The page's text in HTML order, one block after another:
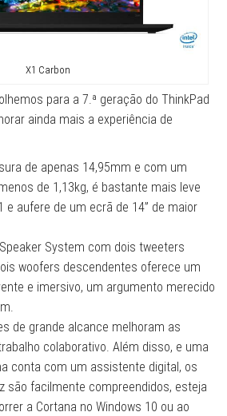
X1 Carbon
para a 7.ª geração do ThinkPad
ainda mais a experiência de
de apenas 14,95mm e com um
de 1,13kg, é bastante mais leve
e aufere de um ecrã de 14” de maior
System com dois tweeters
woofers descendentes oferece um
e imersivo, um argumento merecido
de grande alcance melhoram as
colaborativo. Além disso, e uma
conta com um assistente digital, os
são facilmente compreendidos, esteja
a Cortana no Windows 10 ou ao